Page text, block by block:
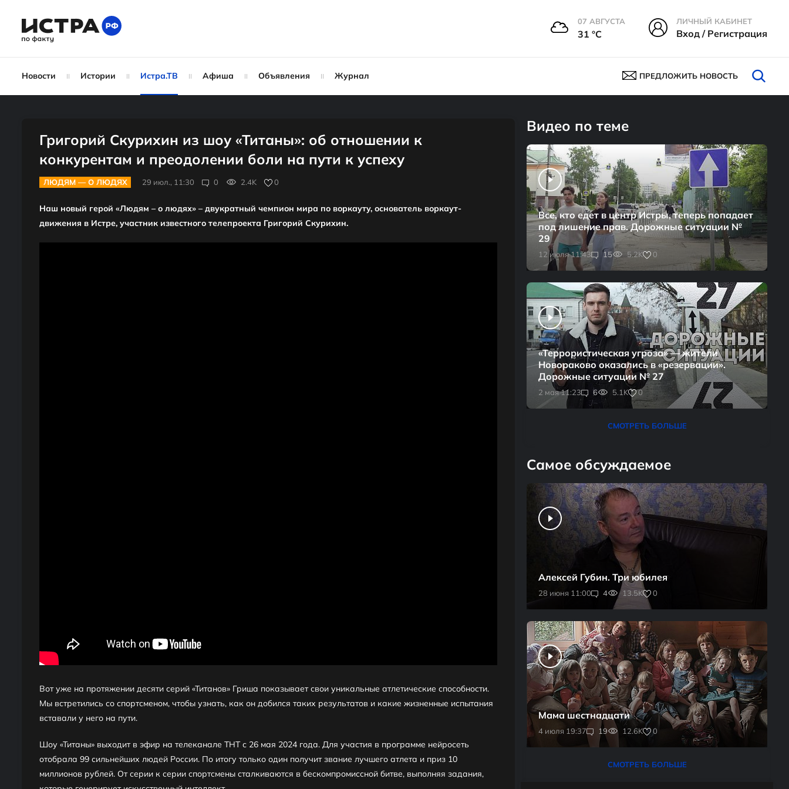
07 АВГУСТА
31 °С
ЛИЧНЫЙ КАБИНЕТ
Вход / Регистрация
Новости Истории Истра.ТВ Афиша Объявления Журнал ПРЕДЛОЖИТЬ НОВОСТЬ
Григорий Скурихин из шоу «Титаны»: об отношении к
конкурентам и преодолении боли на пути к успеху
ЛЮДЯМ — О ЛЮДЯХ 29 июл., 11:30 0 2.4K 0
Наш новый герой «Людям – о людях» – двукратный чемпион мира по воркауту, основатель воркаут-
движения в Истре, участник известного телепроекта Григорий Скурихин.
Вот уже на протяжении десяти серий «Титанов» Гриша показывает свои уникальные атлетические способности.
Мы встретились со спортсменом, чтобы узнать, как он добился таких результатов и какие жизненные испытания
вставали у него на пути.
Шоу «Титаны» выходит в эфир на телеканале ТНТ с 26 мая 2024 года. Для участия в программе нейросеть
отобрала 99 сильнейших людей России. По итогу только один получит звание лучшего атлета и приз 10
миллионов рублей. От серии к серии спортсмены сталкиваются в бескомпромиссной битве, выполняя задания,
Видео по теме
12 июля 11:43 15 5.2K 0
Все, кто едет в центр Истры, теперь попадает
под лишение прав. Дорожные ситуации №
29
2 мая 11:23 6 5.1K 0
«Террористическая угроза» — жители
Новораково оказались в «резервации».
Дорожные ситуации № 27
СМОТРЕТЬ БОЛЬШЕ
Самое обсуждаемое
28 июня 11:00 4 13.5K 0
Алексей Губин. Три юбилея
4 июля 19:37 19 12.6K 0
Мама шестнадцати
СМОТРЕТЬ БОЛЬШЕ